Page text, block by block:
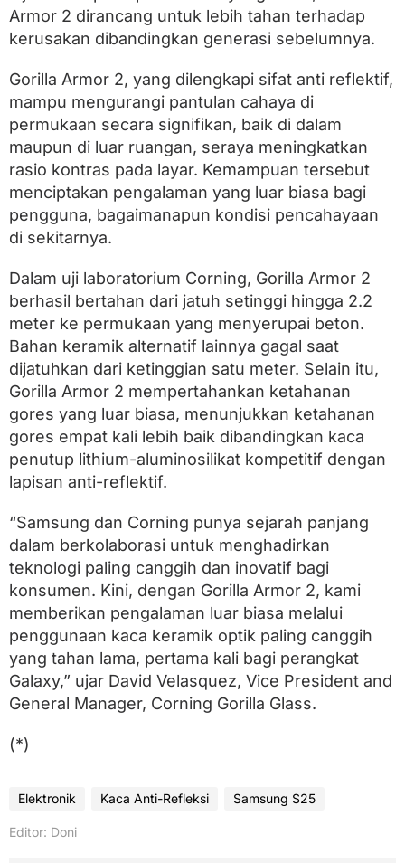
Armor 2 dirancang untuk lebih tahan terhadap
kerusakan dibandingkan generasi sebelumnya.
Gorilla Armor 2, yang dilengkapi sifat anti reflektif,
mampu mengurangi pantulan cahaya di
permukaan secara signifikan, baik di dalam
maupun di luar ruangan, seraya meningkatkan
rasio kontras pada layar. Kemampuan tersebut
menciptakan pengalaman yang luar biasa bagi
pengguna, bagaimanapun kondisi pencahayaan
di sekitarnya.
Dalam uji laboratorium Corning, Gorilla Armor 2
berhasil bertahan dari jatuh setinggi hingga 2.2
meter ke permukaan yang menyerupai beton.
Bahan keramik alternatif lainnya gagal saat
dijatuhkan dari ketinggian satu meter. Selain itu,
Gorilla Armor 2 mempertahankan ketahanan
gores yang luar biasa, menunjukkan ketahanan
gores empat kali lebih baik dibandingkan kaca
penutup lithium-aluminosilikat kompetitif dengan
lapisan anti-reflektif.
“Samsung dan Corning punya sejarah panjang
dalam berkolaborasi untuk menghadirkan
teknologi paling canggih dan inovatif bagi
konsumen. Kini, dengan Gorilla Armor 2, kami
memberikan pengalaman luar biasa melalui
penggunaan kaca keramik optik paling canggih
yang tahan lama, pertama kali bagi perangkat
Galaxy,” ujar David Velasquez, Vice President and
General Manager, Corning Gorilla Glass.
(*)
Elektronik Kaca Anti-Refleksi Samsung S25
Editor: Doni